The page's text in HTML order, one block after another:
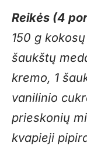
Reikės (4
150 g
šaukštų
kremo, 1
vanilinio
prieskonių
kvapieji